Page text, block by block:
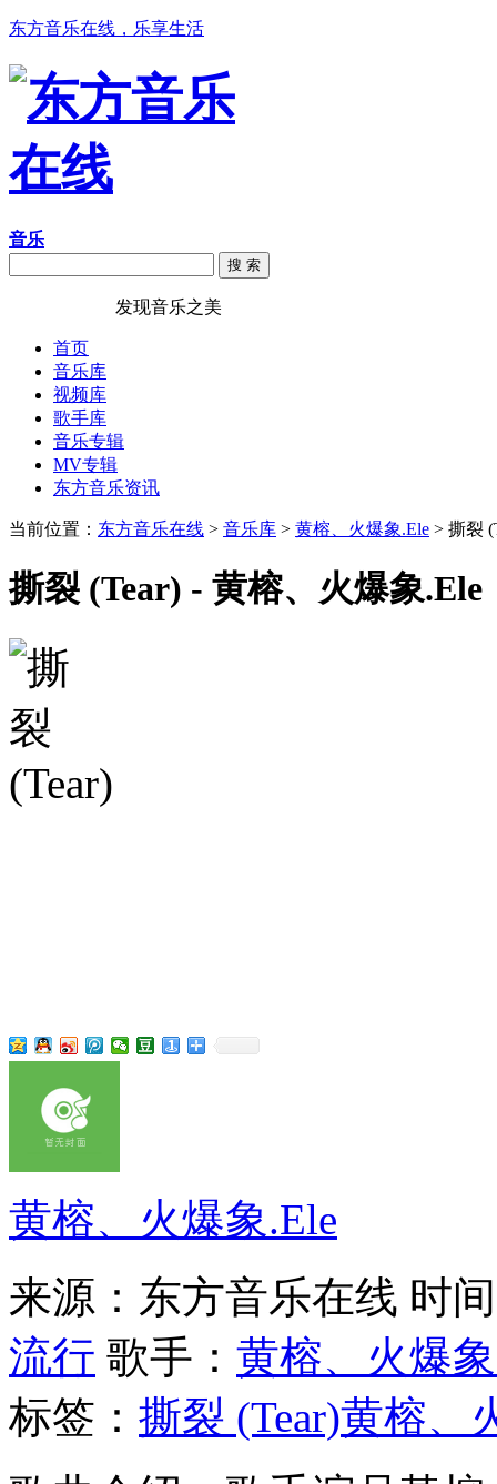
东方音乐在线，乐享生活
音乐
搜 索
发现音乐之美
首页
音乐库
视频库
歌手库
音乐专辑
MV专辑
东方音乐资讯
当前位置： 东方音乐在线 > 音乐库 > 黄榕、火爆象.Ele > 撕裂
撕裂 (Tear) - 黄榕、火爆象.Ele
黄榕、火爆象.Ele
来源：东方音乐在线 时
流行 歌手： 黄榕、火爆
标签： 撕裂 (Tear)黄榕、